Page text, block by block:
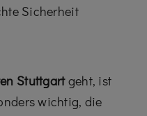
Sicherheit
Stuttgartgeht, ist
wichtig, die